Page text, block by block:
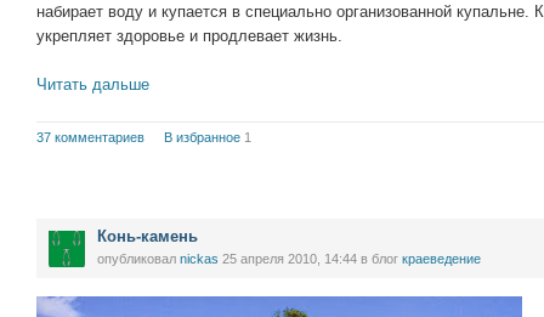
набирает воду и купается в специально организованной купальне.
укрепляет здоровье и продлевает жизнь.
Читать дальше
37 комментариев В избранное 1
Конь-камень
опубликовал nickas 25 апреля 2010, 14:44 в блог краеведение